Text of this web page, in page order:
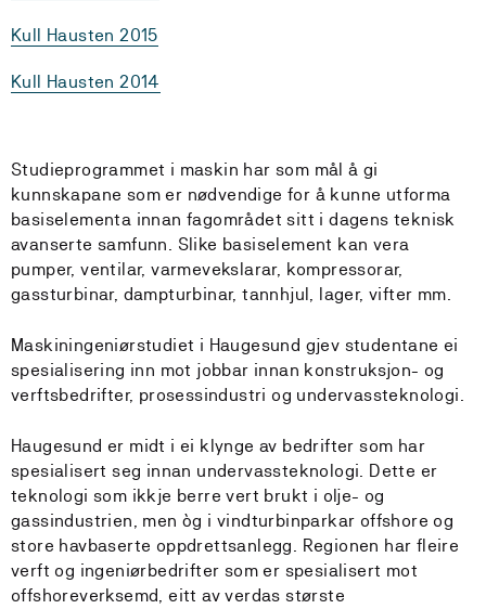
Kull Hausten 2015
Kull Hausten 2014
Studieprogrammet i maskin har som mål å gi
kunnskapane som er nødvendige for å kunne utforma
basiselementa innan fagområdet sitt i dagens teknisk
avanserte samfunn. Slike basiselement kan vera
pumper, ventilar, varmevekslarar, kompressorar,
gassturbinar, dampturbinar, tannhjul, lager, vifter mm.
Maskiningeniørstudiet i Haugesund gjev studentane ei
spesialisering inn mot jobbar innan konstruksjon- og
verftsbedrifter, prosessindustri og undervassteknologi.
Haugesund er midt i ei klynge av bedrifter som har
spesialisert seg innan undervassteknologi. Dette er
teknologi som ikkje berre vert brukt i olje- og
gassindustrien, men òg i vindturbinparkar offshore og
store havbaserte oppdrettsanlegg. Regionen har fleire
verft og ingeniørbedrifter som er spesialisert mot
offshoreverksemd, eitt av verdas største